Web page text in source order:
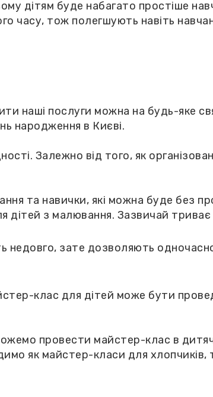
дітям буде набагато простіше
часу, тож полегшують навіть
наші послуги можна на будь-яке
народження в Києві.
Залежно від того, як
та навички, які можна буде без
з малювання. Зазвичай триває
недовго, зате дозволяють
клас для дітей може бути
провести майстер-клас в
як майстер-класи для хлопчиків,